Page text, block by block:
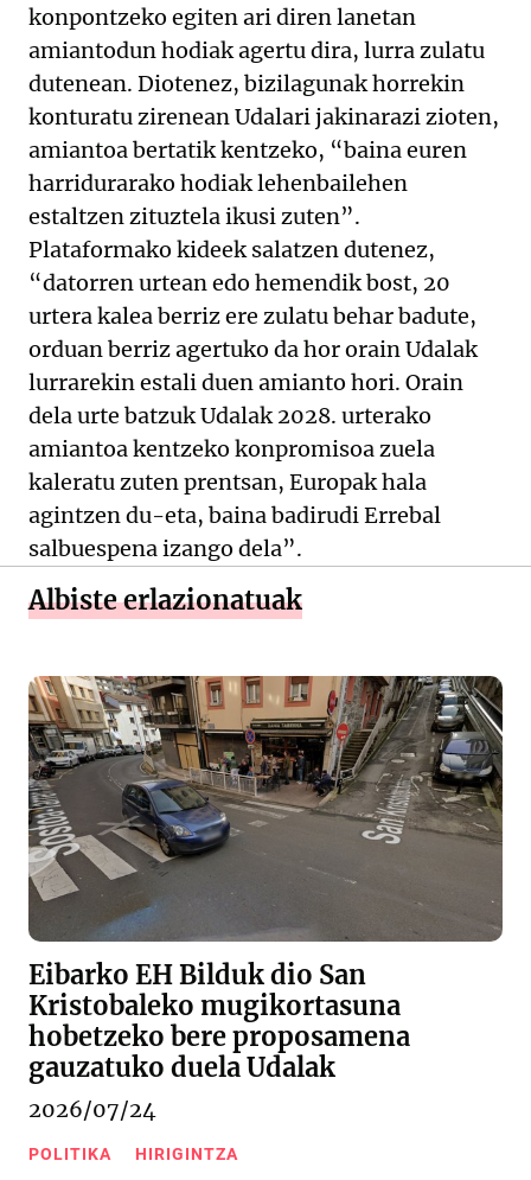
konpontzeko egiten ari diren lanetan
amiantodun hodiak agertu dira, lurra zulatu
dutenean. Diotenez, bizilagunak horrekin
konturatu zirenean Udalari jakinarazi zioten,
amiantoa bertatik kentzeko, “baina euren
harridurarako hodiak lehenbailehen
estaltzen zituztela ikusi zuten”.
Plataformako kideek salatzen dutenez,
“datorren urtean edo hemendik bost, 20
urtera kalea berriz ere zulatu behar badute,
orduan berriz agertuko da hor orain Udalak
lurrarekin estali duen amianto hori. Orain
dela urte batzuk Udalak 2028. urterako
amiantoa kentzeko konpromisoa zuela
kaleratu zuten prentsan, Europak hala
agintzen du-eta, baina badirudi Errebal
salbuespena izango dela”.
Albiste erlazionatuak
Eibarko EH Bilduk dio San
Kristobaleko mugikortasuna
hobetzeko bere proposamena
gauzatuko duela Udalak
2026/07/24
POLITIKA HIRIGINTZA